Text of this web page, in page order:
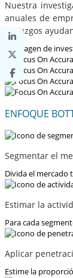
Nuestra
anuales de
hallazgos
ENFOQUE
Segmentar el
Divida el mercado
Estimar la
Para cada
Aplicar
Estime la